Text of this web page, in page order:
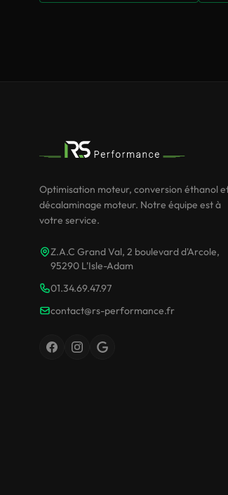
Optimisation moteur, conversion éthanol
décalaminage moteur. Notre équipe est à
votre service.
Z.A.C Grand Val, 2 boulevard d'Arcole,
95290 L'Isle-Adam
01.34.69.47.97
contact@rs-performance.fr